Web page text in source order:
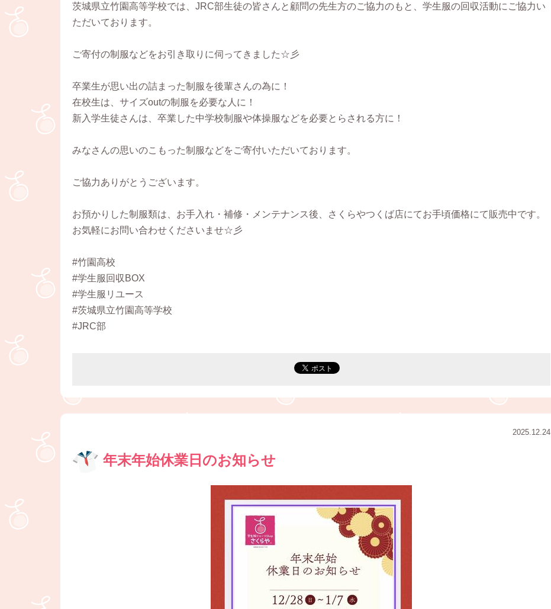
茨城県立竹園高等学校では、JRC部生徒の皆さんと顧問の先生方のご協力のもと、学生服の回収活動にご協力い
ただいております。
ご寄付の制服などをお引き取りに伺ってきました☆彡
卒業生が思い出の詰まった制服を後輩さんの為に！
在校生は、サイズoutの制服を必要な人に！
新入学生徒さんは、卒業した中学校制服や体操服などを必要とらされる方に！
みなさんの思いのこもった制服などをご寄付いただいております。
ご協力ありがとうございます。
お預かりした制服類は、お手入れ・補修・メンテナンス後、さくらやつくば店にてお手頃価格にて販売中です。
お気軽にお問い合わせくださいませ☆彡
#竹園高校
#学生服回収BOX
#学生服リユース
#茨城県立竹園高等学校
#JRC部
2025.12.24
年末年始休業日のお知らせ